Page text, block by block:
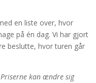
en liste over, hvor
på én dag. Vi har gjort
beslutte, hvor turen går
kan ændre sig